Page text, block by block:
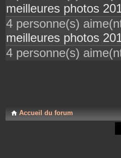
meilleures photos
4 personne(s)
meilleures photos
4 personne(s)
Accueil du forum